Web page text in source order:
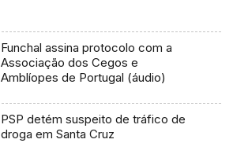
Funchal assina protocolo com a
Associação dos Cegos e
Amblíopes de Portugal (áudio)
PSP detém suspeito de tráfico de
droga em Santa Cruz